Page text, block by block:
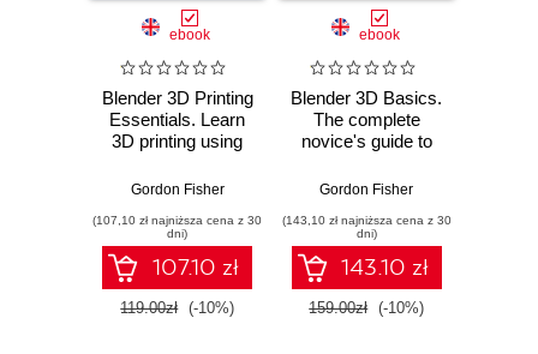
ebook
Blender 3D Printing
Essentials. Learn
3D printing using
source Blender
book gives you
both an overview
and practical
instructions,
enabling you to
Gordon Fisher
(107,10 zł najniższa cena z 30
dni)
107.10 zł
119.00zł (-10%)
ebook
Blender 3D Basics.
The complete
novice's guide to
animation
Gordon Fisher
(143,10 zł najniższa cena z 30
dni)
143.10 zł
159.00zł (-10%)